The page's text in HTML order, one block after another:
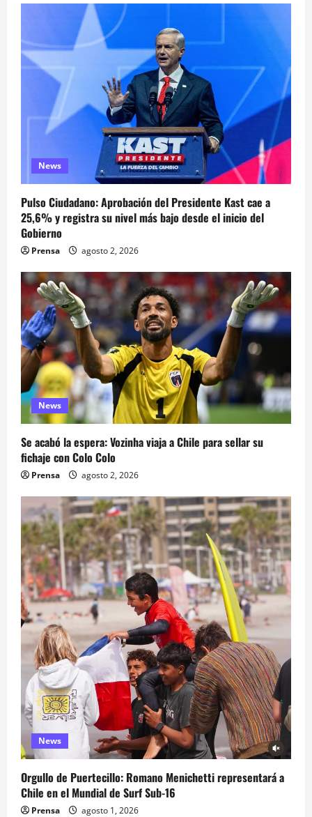
News
Pulso Ciudadano: Aprobación del Presidente Kast cae a
25,6% y registra su nivel más bajo desde el inicio del
Gobierno
Prensa agosto 2, 2026
News
Se acabó la espera: Vozinha viaja a Chile para sellar su
fichaje con Colo Colo
Prensa agosto 2, 2026
News
Orgullo de Puertecillo: Romano Menichetti representará a
Chile en el Mundial de Surf Sub-16
Prensa agosto 1, 2026